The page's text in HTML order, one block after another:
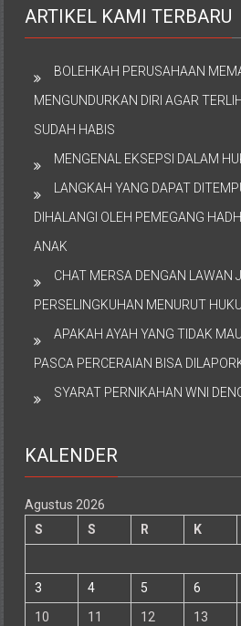
ARTIKEL KAMI TERBARU
BOLEHKAH PERUSAHAAN
MENGUNDURKAN DIRI AGAR
SUDAH HABIS
MENGENAL EKSEPSI DALAM
LANGKAH YANG DAPAT
DIHALANGI OLEH PEMEGANG
ANAK
CHAT MERSA DENGAN LAWAN
PERSELINGKUHAN MENURUT
APAKAH AYAH YANG TIDAK
PASCA PERCERAIAN BISA
SYARAT PERNIKAHAN WNI
KALENDER
Agustus 2026
S
S R K
3
4 5 6
10
11 12 13